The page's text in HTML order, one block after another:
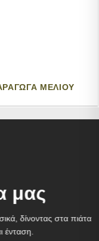
ΜΕΛΙΟΥ
μας
δίνοντας στα πιάτα
ένταση.